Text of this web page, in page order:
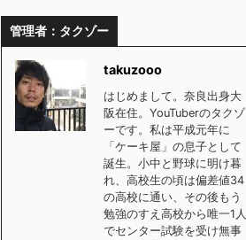
管理者：タクゾー
takuzooo
はじめまして。奈良出身大
阪在住。YouTuberのタクゾ
ーです。私は平成元年に
「ケーキ屋」の息子として
誕生。小中と野球に明け暮
れ、高校生の頃は偏差値34
の高校に通い、その後もう
勉強のすえ高校から唯一1人
でセンター試験を受け無事